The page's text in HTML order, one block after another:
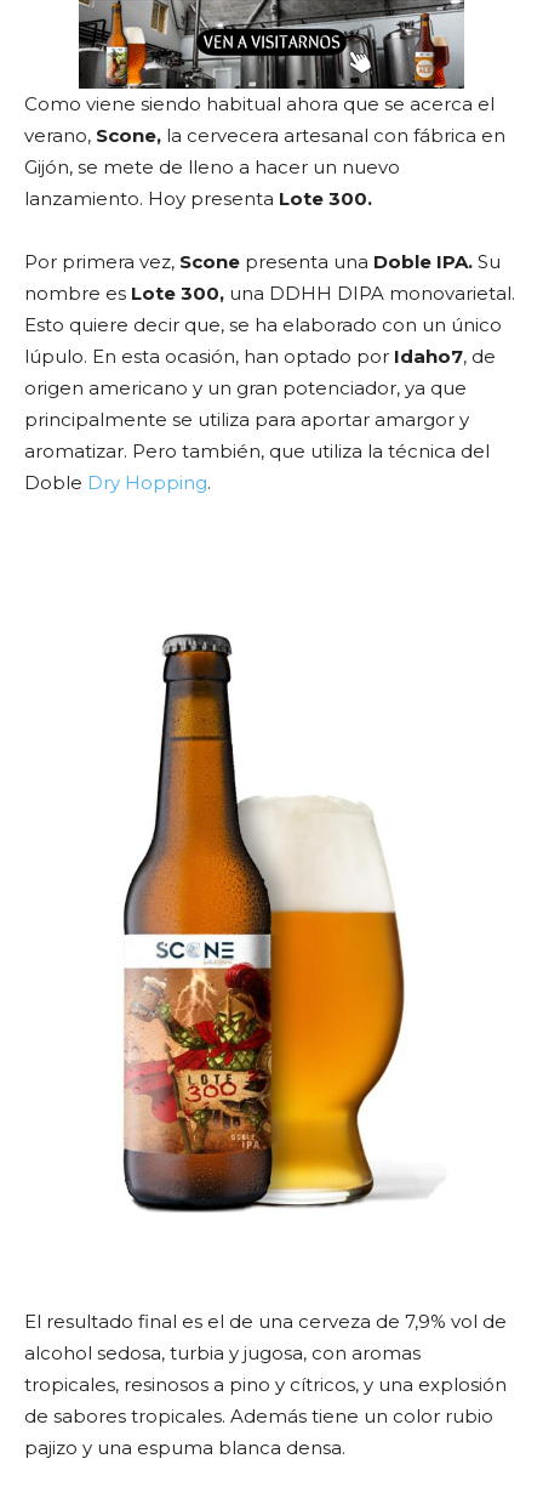
Como viene siendo habitual ahora que se acerca el
verano, Scone, la cervecera artesanal con fábrica en
Gijón, se mete de lleno a hacer un nuevo
lanzamiento. Hoy presenta Lote 300.
Por primera vez, Scone presenta una Doble IPA. Su
nombre es Lote 300, una DDHH DIPA monovarietal.
Esto quiere decir que, se ha elaborado con un único
lúpulo. En esta ocasión, han optado por Idaho7, de
origen americano y un gran potenciador, ya que
principalmente se utiliza para aportar amargor y
aromatizar. Pero también, que utiliza la técnica del
Doble Dry Hopping.
El resultado final es el de una cerveza de 7,9% vol de
alcohol sedosa, turbia y jugosa, con aromas
tropicales, resinosos a pino y cítricos, y una explosión
de sabores tropicales. Además tiene un color rubio
pajizo y una espuma blanca densa.